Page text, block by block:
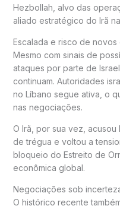
Hezbollah , alvo das
aliado estratégico do Irã
Escalada e risco de novos
Mesmo com sinais de
ataques por parte de
continuam. Autoridades
no Líbano segue ativa, o
nas negociações.
O Irã, por sua vez,
de trégua e voltou a
bloqueio do Estreito de
econômica global.
Negociações sob
O histórico recente